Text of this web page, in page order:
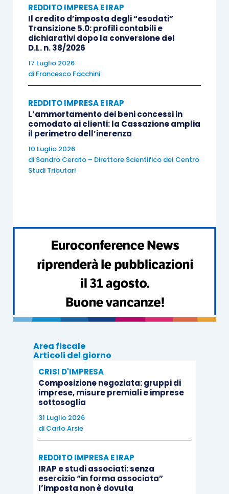
L’opzione per il differimento della tassazione e
per il numero di quote costanti va effettuata
nella dichiarazione dei redditi
all’esercizio in cui le plusvalenze sono state
realizzate.
In fase dichiarativa, in caso di esercizio
dell’opzione per la rateizzazione, sarà necessario:
apportare unavariazione in diminuzione
(rigo RF34, colonna 1 e/o colonna 2) per
riferibile al periodo di imposta in
questione.
Sarà poi necessario compilare anche l’apposito
“Prospetto delle plusvalenze e delle
sopravvenienze attive” (righi RS126 e RS127).
Negli esercizi successivi dovranno poi essere
rilevate le variazioni in aumento
imponibile della plusvalenza complessiva, che
viene ripresa a tassazione.
La scelta della rateizzazione della tassazione in
caso di plusvalenza imputata nel bilancio 2015, è
ancora più accattivante oggi, tenendo conto della
modifica dell’aliquota Ires (dal 27,5% al 24%) a
decorrere dal 1° gennaio 2017
REDDITO IMPRESA E IRAP
Il credito d’imposta degli “esodati”
Transizione 5.0: profili contabili e
dichiarativi dopo la conversione del
D.L. n. 38/2026
17 Luglio 2026
di Francesco Facchini
REDDITO IMPRESA E IRAP
L’ammortamento dei beni concessi in
comodato ai clienti: la Cassazione amplia
il perimetro dell’inerenza
10 Luglio 2026
di Sandro Cerato – Direttore Scientifico del Centro
Studi Tributari
Area fiscale
Articoli del giorno
CRISI D'IMPRESA
Composizione negoziata: gruppi di
imprese, misure premiali e imprese
sottosoglia
31 Luglio 2026
di Carlo Arsie
REDDITO IMPRESA E IRAP
IRAP e studi associati: senza
esercizio “in forma associata”
l’imposta non è dovuta